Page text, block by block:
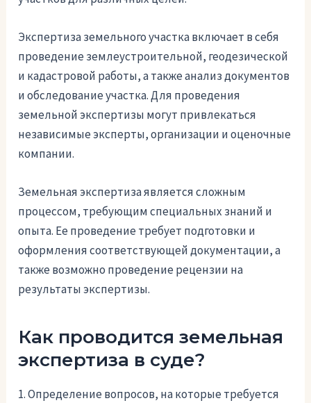
Экспертиза земельного участка включает в себя
проведение землеустроительной, геодезической
и кадастровой работы, а также анализ документов
и обследование участка. Для проведения
земельной экспертизы могут привлекаться
независимые эксперты, организации и оценочные
компании.
Земельная экспертиза является сложным
процессом, требующим специальных знаний и
опыта. Ее проведение требует подготовки и
оформления соответствующей документации, а
также возможно проведение рецензии на
результаты экспертизы.
Как проводится земельная
экспертиза в суде?
1. Определение вопросов, на которые требуется